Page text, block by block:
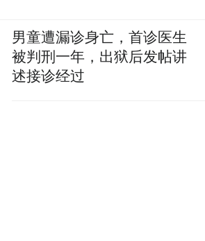
男童遭漏诊身亡，首诊医生
被判刑一年，出狱后发帖讲
述接诊经过